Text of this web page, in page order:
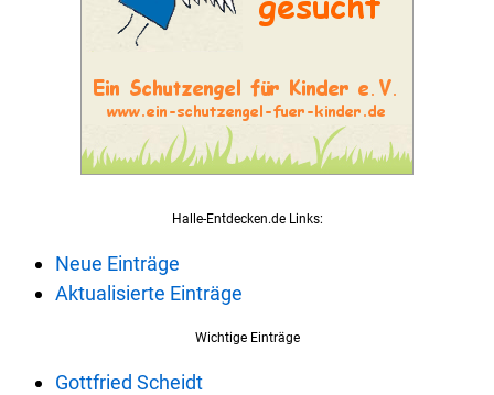
Halle-Entdecken.de Links:
Neue Einträge
Aktualisierte Einträge
Wichtige Einträge
Gottfried Scheidt